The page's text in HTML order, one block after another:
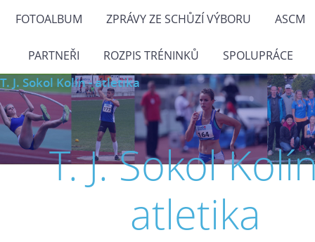
FOTOALBUM ZPRÁVY ZE SCHŮZÍ VÝBORU ASCM
PARTNEŘI ROZPIS TRÉNINKŮ SPOLUPRÁCE
T. J. Sokol Kolín - atletika
T. J. Sokol
atletika